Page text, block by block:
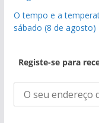
O tempo e a
sábado (8 de agosto)
Registe-se para